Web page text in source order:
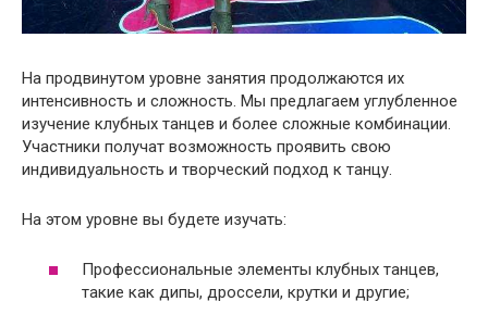
На продвинутом уровне занятия продолжаются их
интенсивность и сложность. Мы предлагаем углубленное
изучение клубных танцев и более сложные комбинации.
Участники получат возможность проявить свою
индивидуальность и творческий подход к танцу.
На этом уровне вы будете изучать:
Профессиональные элементы клубных танцев,
такие как дипы, дроссели, крутки и другие;